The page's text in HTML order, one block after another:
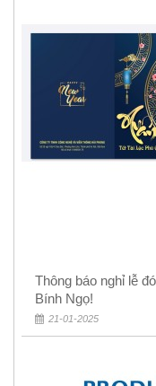
Thông báo nghỉ lễ
Bính Ngọ!
21-01-2025